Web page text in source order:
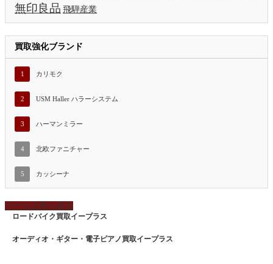
無印良品 飛騨産業
買取強化ブランド
1 カリモク
2 USM Haller ハラーシステム
3 ハーマンミラー
4 北欧ファニチャー
5 カッシーナ
ページ上部へ戻る
ロードバイク買取イープラス
オーディオ・ギター・電子ピアノ買取イープラス